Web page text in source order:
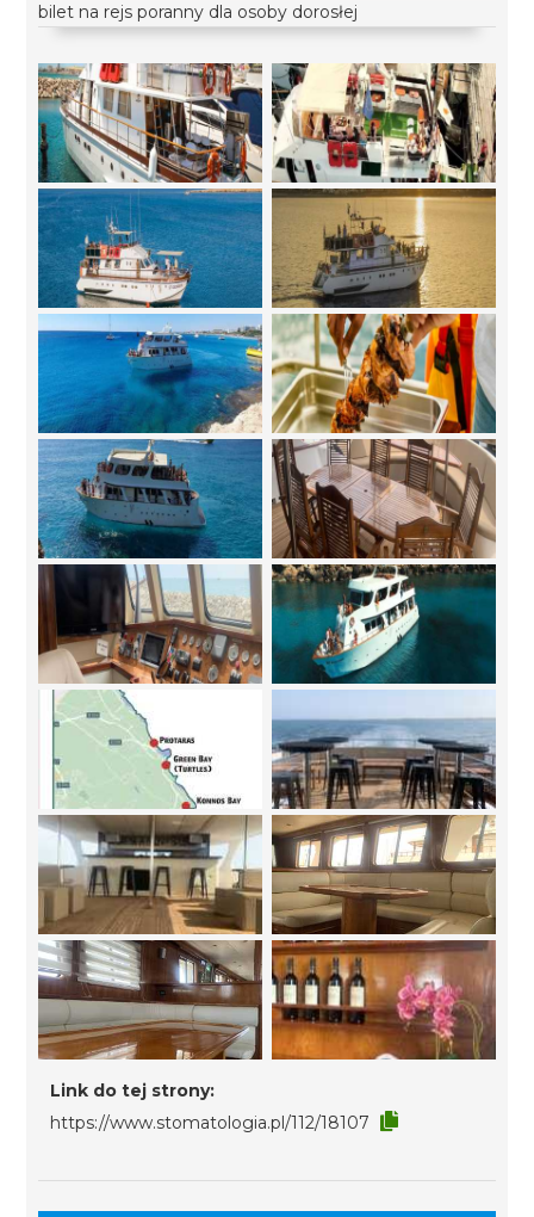
bilet na rejs poranny dla osoby dorosłej
Link do tej strony:
https://www.stomatologia.pl/112/18107